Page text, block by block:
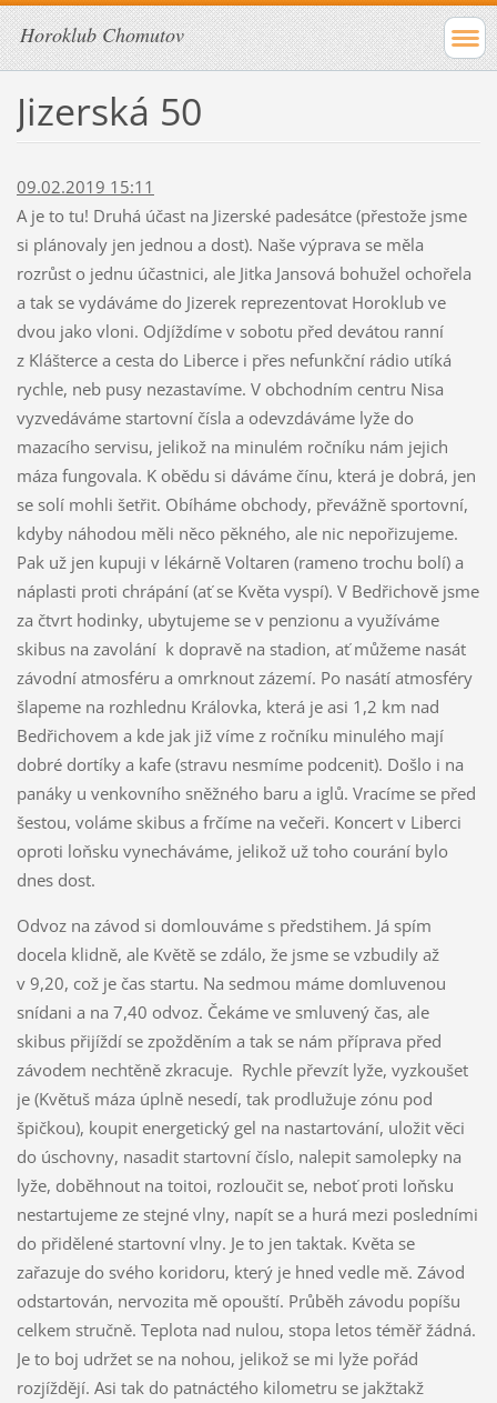
Horoklub Chomutov
Jizerská 50
09.02.2019 15:11
A je to tu! Druhá účast na Jizerské padesátce (přestože jsme
si plánovaly jen jednou a dost). Naše výprava se měla
rozrůst o jednu účastnici, ale Jitka Jansová bohužel ochořela
a tak se vydáváme do Jizerek reprezentovat Horoklub ve
dvou jako vloni. Odjíždíme v sobotu před devátou ranní
z Klášterce a cesta do Liberce i přes nefunkční rádio utíká
rychle, neb pusy nezastavíme. V obchodním centru Nisa
vyzvedáváme startovní čísla a odevzdáváme lyže do
mazacího servisu, jelikož na minulém ročníku nám jejich
máza fungovala. K obědu si dáváme čínu, která je dobrá, jen
se solí mohli šetřit. Obíháme obchody, převážně sportovní,
kdyby náhodou měli něco pěkného, ale nic nepořizujeme.
Pak už jen kupuji v lékárně Voltaren (rameno trochu bolí) a
náplasti proti chrápání (ať se Květa vyspí). V Bedřichově jsme
za čtvrt hodinky, ubytujeme se v penzionu a využíváme
skibus na zavolání k dopravě na stadion, ať můžeme nasát
závodní atmosféru a omrknout zázemí. Po nasátí atmosféry
šlapeme na rozhlednu Královka, která je asi 1,2 km nad
Bedřichovem a kde jak již víme z ročníku minulého mají
dobré dortíky a kafe (stravu nesmíme podcenit). Došlo i na
panáky u venkovního sněžného baru a iglů. Vracíme se před
šestou, voláme skibus a frčíme na večeři. Koncert v Liberci
oproti loňsku vynecháváme, jelikož už toho courání bylo
dnes dost.
Odvoz na závod si domlouváme s předstihem. Já spím
docela klidně, ale Květě se zdálo, že jsme se vzbudily až
v 9,20, což je čas startu. Na sedmou máme domluvenou
snídani a na 7,40 odvoz. Čekáme ve smluvený čas, ale
skibus přijíždí se zpožděním a tak se nám příprava před
závodem nechtěně zkracuje. Rychle převzít lyže, vyzkoušet
je (Květuš máza úplně nesedí, tak prodlužuje zónu pod
špičkou), koupit energetický gel na nastartování, uložit věci
do úschovny, nasadit startovní číslo, nalepit samolepky na
lyže, doběhnout na toitoi, rozloučit se, neboť proti loňsku
nestartujeme ze stejné vlny, napít se a hurá mezi posledními
do přidělené startovní vlny. Je to jen taktak. Květa se
zařazuje do svého koridoru, který je hned vedle mě. Závod
odstartován, nervozita mě opouští. Průběh závodu popíšu
celkem stručně. Teplota nad nulou, stopa letos téměř žádná.
Je to boj udržet se na nohou, jelikož se mi lyže pořád
rozjíždějí. Asi tak do patnáctého kilometru se jakžtakž